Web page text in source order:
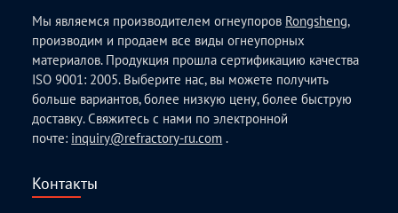
Мы являемся производителем огнеупоров Rongsheng,
производим и продаем все виды огнеупорных
материалов. Продукция прошла сертификацию качества
ISO 9001: 2005. Выберите нас, вы можете получить
больше вариантов, более низкую цену, более быструю
доставку. Свяжитесь с нами по электронной
почте: inquiry@refractory-ru.com .
Контакты